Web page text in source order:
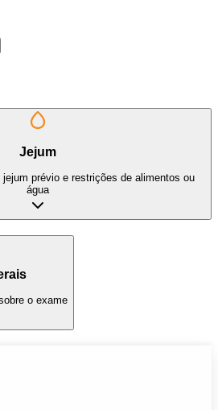
Jejum
prévio e restrições de alimentos ou
água
o exame